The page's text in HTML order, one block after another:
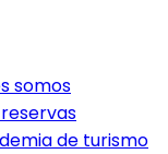
somos
de turismo